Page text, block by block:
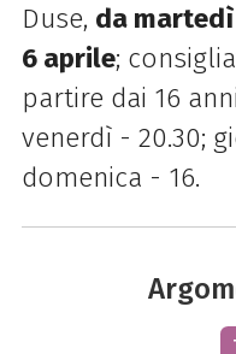
Duse, da
6 aprile;
partire dai 16
venerdì - 20.30;
domenica - 16.